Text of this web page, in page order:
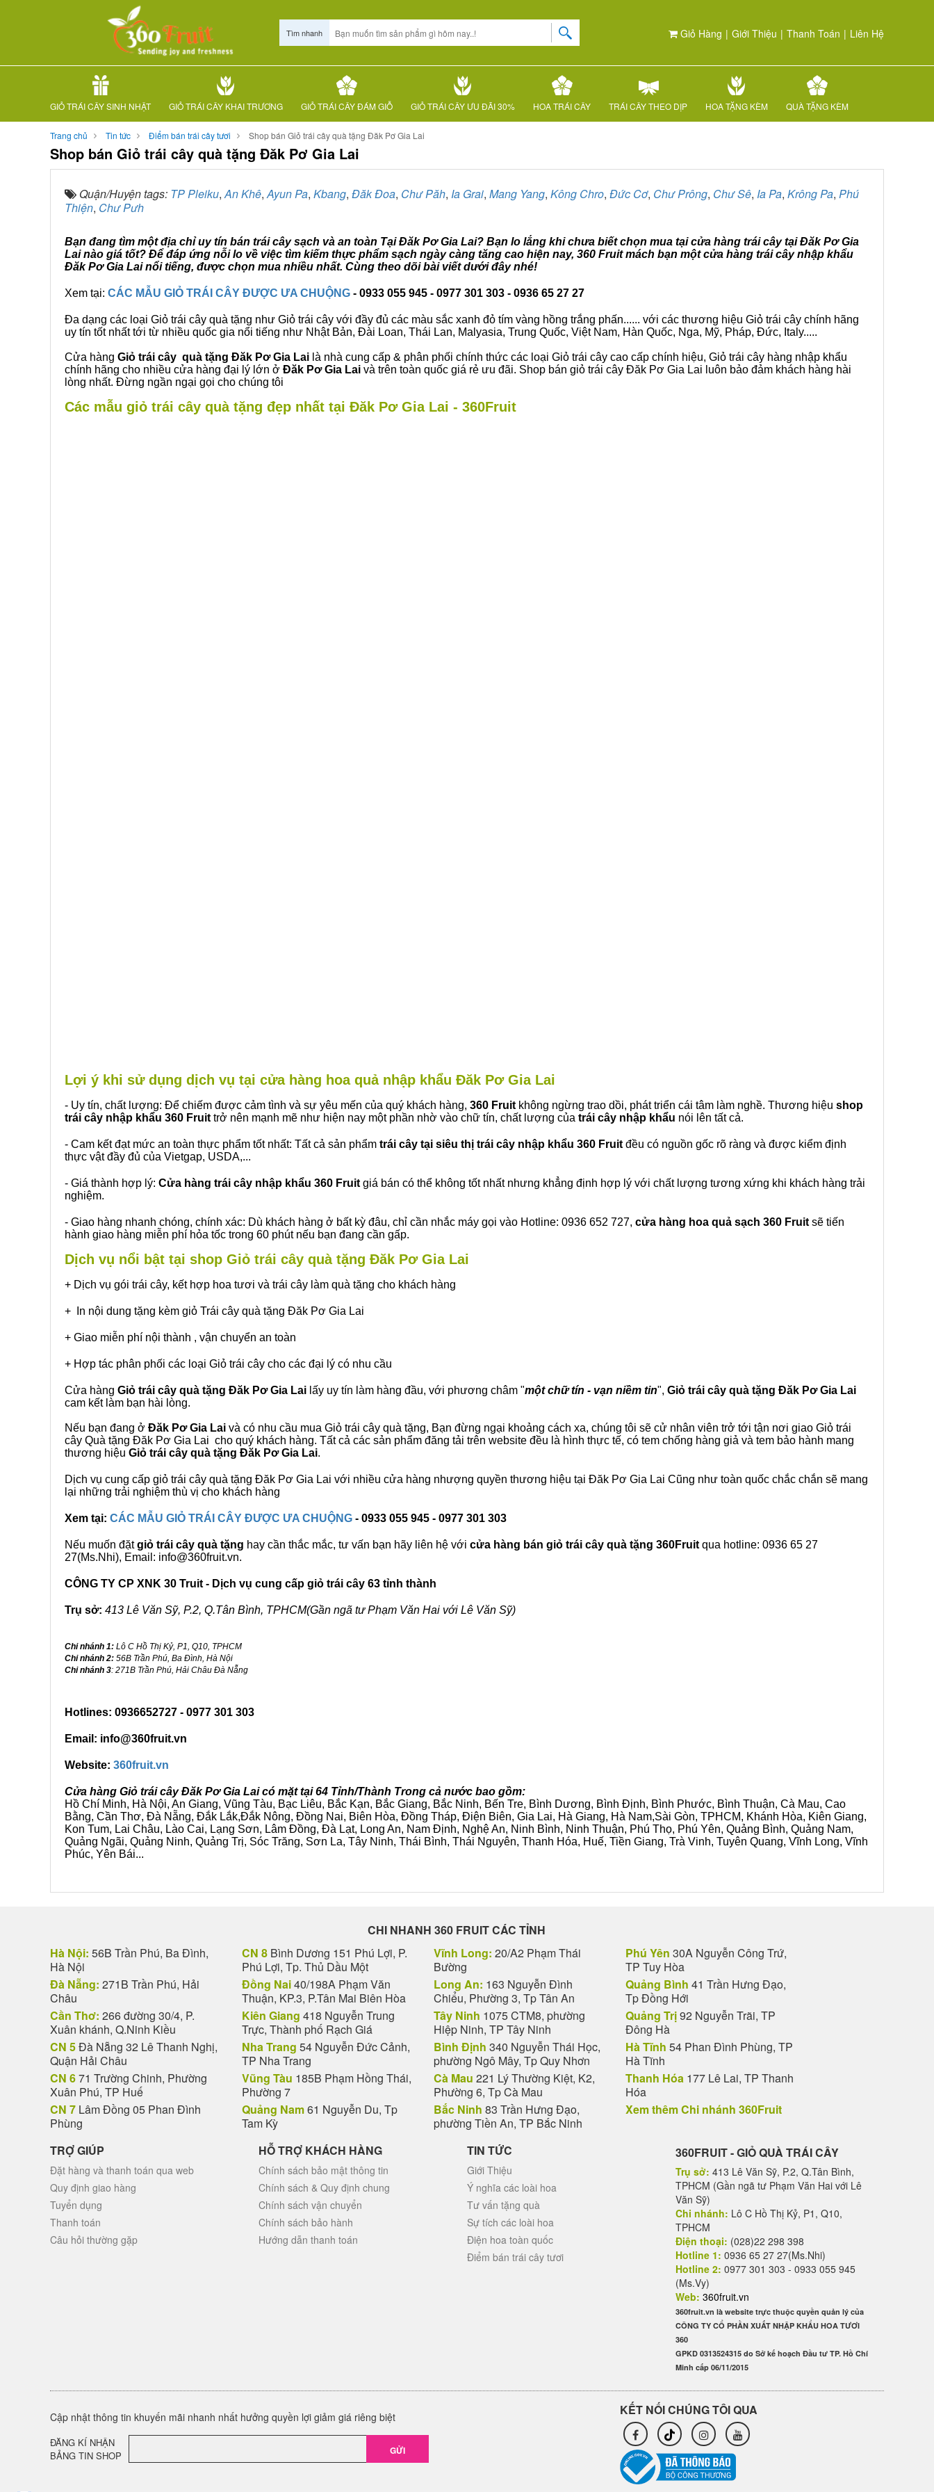
Giỏ Hàng | Giới Thiệu | Thanh Toán | Liên Hệ
Tìm nhanh
GIỎ TRÁI CÂY SINH NHẬT GIỎ TRÁI CÂY KHAI TRƯƠNG GIỎ TRÁI CÂY ĐÁM GIỖ GIỎ TRÁI CÂY ƯU ĐÃI 30% HOA TRÁI CÂY TRÁI CÂY THEO DỊP HOA TẶNG KÈM QUÀ TẶNG KÈM
Trang chủ Tin tức Điểm bán trái cây tươi Shop bán Giỏ trái cây quà tặng Đăk Pơ Gia Lai
Shop bán Giỏ trái cây quà tặng Đăk Pơ Gia Lai
Quận/Huyện tags: TP Pleiku,An Khê,Ayun Pa, Kbang, Đăk Đoa, Chư Păh, Ia Grai, Mang Yang, Kông Chro, Đức Cơ, Chư Prông, Chư Sê, Ia Pa, Krông Pa, Phú
Thiện, Chư Pưh
Bạn đang tìm một địa chỉ uy tín bán trái cây sạch và an toàn Tại Đăk Pơ Gia Lai? Bạn lo lắng khi chưa biết chọn mua tại cửa hàng trái cây tại Đăk Pơ Gia
Lai nào giá tốt? Để đáp ứng nỗi lo về việc tìm kiếm thực phẩm sạch ngày càng tăng cao hiện nay, 360 Fruit mách bạn một cửa hàng trái cây nhập khẩu
Đăk Pơ Gia Lai nổi tiếng, được chọn mua nhiều nhất. Cùng theo dõi bài viết dưới đây nhé!
Xem tại: CÁC MẪU GIỎ TRÁI CÂY ĐƯỢC ƯA CHUỘNG - 0933 055 945 - 0977 301 303 - 0936 65 27 27
Đa dạng các loại Giỏ trái cây quà tặng như Giỏ trái cây với đầy đủ các màu sắc xanh đỏ tím vàng hồng trắng phấn...... với các thương hiệu Giỏ trái cây chính hãng
uy tín tốt nhất tới từ nhiều quốc gia nổi tiếng như Nhật Bản, Đài Loan, Thái Lan, Malyasia, Trung Quốc, Việt Nam, Hàn Quốc, Nga, Mỹ, Pháp, Đức, Italy.....
Cửa hàng Giỏ trái cây quà tặng Đăk Pơ Gia Lai là nhà cung cấp & phân phối chính thức các loại Giỏ trái cây cao cấp chính hiệu, Giỏ trái cây hàng nhập khẩu
chính hãng cho nhiều cửa hàng đại lý lớn ở Đăk Pơ Gia Lai và trên toàn quốc giá rẻ ưu đãi. Shop bán giỏ trái cây Đăk Pơ Gia Lai luôn bảo đảm khách hàng hài
lòng nhất. Đừng ngần ngại gọi cho chúng tôi
Các mẫu giỏ trái cây quà tặng đẹp nhất tại Đăk Pơ Gia Lai - 360Fruit
Lợi ý khi sử dụng dịch vụ tại cửa hàng hoa quả nhập khẩu Đăk Pơ Gia Lai
- Uy tín, chất lượng: Để chiếm được cảm tình và sự yêu mến của quý khách hàng, 360 Fruit không ngừng trao dồi, phát triển cái tâm làm nghề. Thương hiệu shop
trái cây nhập khẩu 360 Fruit trở nên mạnh mẽ như hiện nay một phần nhờ vào chữ tín, chất lượng của trái cây nhập khẩu nói lên tất cả.
- Cam kết đạt mức an toàn thực phẩm tốt nhất: Tất cả sản phẩm trái cây tại siêu thị trái cây nhập khẩu 360 Fruit đều có nguồn gốc rõ ràng và được kiểm định
thực vật đầy đủ của Vietgap, USDA,...
- Giá thành hợp lý: Cửa hàng trái cây nhập khẩu 360 Fruit giá bán có thể không tốt nhất nhưng khẳng định hợp lý với chất lượng tương xứng khi khách hàng trải
nghiệm.
- Giao hàng nhanh chóng, chính xác: Dù khách hàng ở bất kỳ đâu, chỉ cần nhắc máy gọi vào Hotline: 0936 652 727, cửa hàng hoa quả sạch 360 Fruit sẽ tiến
hành giao hàng miễn phí hỏa tốc trong 60 phút nếu bạn đang cần gấp.
Dịch vụ nổi bật tại shop Giỏ trái cây quà tặng Đăk Pơ Gia Lai
+ Dịch vụ gói trái cây, kết hợp hoa tươi và trái cây làm quà tặng cho khách hàng
+ In nội dung tặng kèm giỏ Trái cây quà tặng Đăk Pơ Gia Lai
+ Giao miễn phí nội thành , vận chuyển an toàn
+ Hợp tác phân phối các loại Giỏ trái cây cho các đại lý có nhu cầu
Cửa hàng Giỏ trái cây quà tặng Đăk Pơ Gia Lai lấy uy tín làm hàng đầu, với phương châm "một chữ tín - vạn niềm tin", Giỏ trái cây quà tặng Đăk Pơ Gia Lai
cam kết làm bạn hài lòng.
Nếu bạn đang ở Đăk Pơ Gia Lai và có nhu cầu mua Giỏ trái cây quà tặng, Bạn đừng ngại khoảng cách xa, chúng tôi sẽ cử nhân viên trở tới tận nơi giao Giỏ trái
cây Quà tặng Đăk Pơ Gia Lai cho quý khách hàng. Tất cả các sản phẩm đăng tải trên website đều là hình thực tế, có tem chống hàng giả và tem bảo hành mang
thương hiệu Giỏ trái cây quà tặng Đăk Pơ Gia Lai.
Dịch vụ cung cấp giỏ trái cây quà tặng Đăk Pơ Gia Lai với nhiều cửa hàng nhượng quyền thương hiệu tại Đăk Pơ Gia Lai Cũng như toàn quốc chắc chắn sẽ mang
lại những trải nghiệm thù vị cho khách hàng
Xem tại: CÁC MẪU GIỎ TRÁI CÂY ĐƯỢC ƯA CHUỘNG - 0933 055 945 - 0977 301 303
Nếu muốn đặtgiỏ trái cây quà tặng hay cần thắc mắc, tư vấn bạn hãy liên hệ với cửa hàng bán giỏ trái cây quà tặng 360Fruit qua hotline: 0936 65 27
27(Ms.Nhi), Email: info@360fruit.vn.
CÔNG TY CP XNK 30 Truit - Dịch vụ cung cấp giỏ trái cây 63 tỉnh thành
Trụ sở: 413 Lê Văn Sỹ, P.2, Q.Tân Bình, TPHCM(Gần ngã tư Phạm Văn Hai với Lê Văn Sỹ)
Chi nhánh 1: Lô C Hồ Thị Kỷ, P1, Q10, TPHCM
Chi nhánh 2: 56B Trần Phú, Ba Đình, Hà Nội
Chi nhánh 3: 271B Trần Phú, Hải Châu Đà Nẵng
Hotlines: 0936652727 - 0977 301 303
Email: info@360fruit.vn
Website: 360fruit.vn
Cửa hàng Giỏ trái cây Đăk Pơ Gia Lai có mặt tại 64 Tỉnh/Thành Trong cả nước bao gồm:
Hồ Chí Minh, Hà Nội, An Giang, Vũng Tàu, Bạc Liêu, Bắc Kạn, Bắc Giang, Bắc Ninh, Bến Tre, Bình Dương, Bình Định, Bình Phước, Bình Thuận, Cà Mau, Cao
Bằng, Cần Thơ, Đà Nẵng, Đắk Lắk,Đắk Nông, Đồng Nai, Biên Hòa, Đồng Tháp, Điện Biên, Gia Lai, Hà Giang, Hà Nam,Sài Gòn, TPHCM, Khánh Hòa, Kiên Giang,
Kon Tum, Lai Châu, Lào Cai, Lạng Sơn, Lâm Đồng, Đà Lạt, Long An, Nam Định, Nghệ An, Ninh Bình, Ninh Thuận, Phú Thọ, Phú Yên, Quảng Bình, Quảng Nam,
Quảng Ngãi, Quảng Ninh, Quảng Trị, Sóc Trăng, Sơn La, Tây Ninh, Thái Bình, Thái Nguyên, Thanh Hóa, Huế, Tiền Giang, Trà Vinh, Tuyên Quang, Vĩnh Long, Vĩnh
Phúc, Yên Bái...
CHI NHANH 360 FRUIT CÁC TỈNH
Hà Nội: 56B Trần Phú, Ba Đình,
Hà Nội
Đà Nẵng: 271B Trần Phú, Hải
Châu
Cần Thơ: 266 đường 30/4, P.
Xuân khánh, Q.Ninh Kiều
CN 5Đà Nẵng 32 Lê Thanh Nghị,
Quận Hải Châu
CN 671 Trường Chinh, Phường
Xuân Phú, TP Huế
CN 7 Lâm Đồng 05 Phan Đình
Phùng
CN 8 Bình Dương 151 Phú Lợi, P.
Phú Lợi, Tp. Thủ Dầu Một
Đồng Nai40/198A Phạm Văn
Thuận, KP.3, P.Tân Mai Biên Hòa
Kiên Giang 418 Nguyễn Trung
Trực, Thành phố Rạch Giá
Nha Trang 54 Nguyễn Đức Cảnh,
TP Nha Trang
Vũng Tàu 185B Phạm Hồng Thái,
Phường 7
Quảng Nam61 Nguyễn Du, Tp
Tam Kỳ
Vĩnh Long: 20/A2 Phạm Thái
Bường
Long An: 163 Nguyễn Đình
Chiểu, Phường 3, Tp Tân An
Tây Ninh 1075 CTM8, phường
Hiệp Ninh, TP Tây Ninh
Bình Định 340 Nguyễn Thái Học,
phường Ngô Mây, Tp Quy Nhơn
Cà Mau 221 Lý Thường Kiệt, K2,
Phường 6, Tp Cà Mau
Bắc Ninh 83 Trần Hưng Đạo,
phường Tiền An, TP Bắc Ninh
Phú Yên 30A Nguyễn Công Trứ,
TP Tuy Hòa
Quảng Bình 41 Trần Hưng Đạo,
Tp Đồng Hới
Quảng Trị92 Nguyễn Trãi, TP
Đông Hà
Hà Tĩnh 54 Phan Đình Phùng, TP
Hà Tĩnh
Thanh Hóa 177 Lê Lai, TP Thanh
Hóa
Xem thêm Chi nhánh 360Fruit
TRỢ GIÚP
Đặt hàng và thanh toán qua web
Quy định giao hàng
Tuyển dụng
Thanh toán
Câu hỏi thường gặp
HỖ TRỢ KHÁCH HÀNG
Chính sách bảo mật thông tin
Chính sách & Quy định chung
Chính sách vận chuyển
Chính sách bảo hành
Hướng dẫn thanh toán
TIN TỨC
Giới Thiệu
Ý nghĩa các loài hoa
Tư vấn tặng quà
Sự tích các loài hoa
Điện hoa toàn quốc
Điểm bán trái cây tươi
360FRUIT - GIỎ QUÀ TRÁI CÂY
Trụ sở: 413 Lê Văn Sỹ, P.2, Q.Tân Bình,
TPHCM (Gần ngã tư Phạm Văn Hai với Lê
Văn Sỹ)
Chi nhánh: Lô C Hồ Thị Kỷ, P1, Q10,
TPHCM
Điện thoại: (028)22 298 398
Hotline 1: 0936 65 27 27(Ms.Nhi)
Hotline 2: 0977 301 303 - 0933 055 945
(Ms.Vy)
Web: 360fruit.vn
360fruit.vn là website trực thuộc quyền quản lý của
CÔNG TY CỔ PHẦN XUẤT NHẬP KHẨU HOA TƯƠI
360
GPKD 0313524315 do Sở kế hoạch Đầu tư TP. Hồ Chí
Minh cấp 06/11/2015
Cập nhật thông tin khuyến mãi nhanh nhất hưởng quyền lợi giảm giá riêng biệt
ĐĂNG KÍ NHẬN
BẢNG TIN SHOP
GỬI
KẾT NỐI CHÚNG TÔI QUA